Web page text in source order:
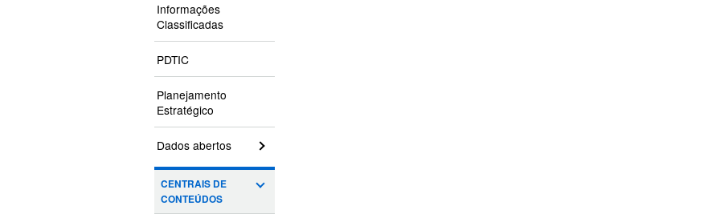
Informações
Classificadas
PDTIC
Planejamento
Estratégico
Dados abertos
CENTRAIS DE
CONTEÚDOS